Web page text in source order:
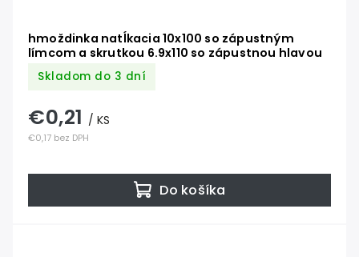
hmoždinka natĺkacia 10x100 so zápustným
límcom a skrutkou 6.9x110 so zápustnou hlavou
Skladom do 3 dní
€0,17 bez DPH
€0,21 / KS
Do košíka